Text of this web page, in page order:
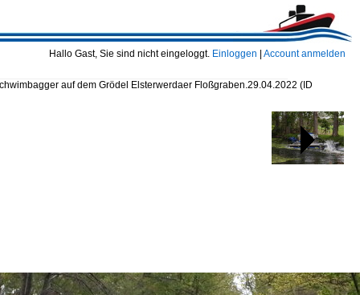
Hallo Gast, Sie sind nicht eingeloggt. Einloggen Account anmelden
auf dem Grödel Elsterwerdaer Floßgraben.29.04.2022 (ID